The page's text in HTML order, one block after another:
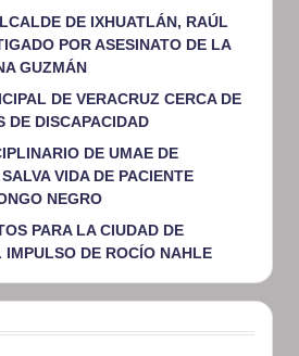
DE IXHUATLÁN, RAÚL
POR ASESINATO DE LA
GUZMÁN
DE VERACRUZ CERCA DE
DE DISCAPACIDAD
DE UMAE DE
VIDA DE PACIENTE
NEGRO
PARA LA CIUDAD DE
IMPULSO DE ROCÍO NAHLE